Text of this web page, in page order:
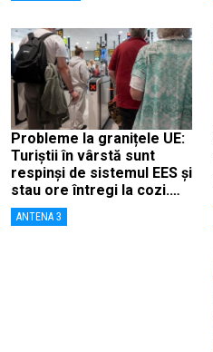
Probleme la granițele UE:
Turiștii în vârstă sunt
respinși de sistemul EES și
stau ore întregi la cozi.
„Degetele mele sunt
tocite”
ANTENA 3